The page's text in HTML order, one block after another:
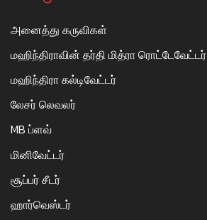
அனைத்து கருவிகள்
மஹிந்திராவின் தர்தி மித்ரா ரொட்டேவேட்டர்
மஹிந்திரா கல்டிவேட்டர்
லேசர் லெவலர்
MB ப்ளவ்
மினிவேட்டர்
சூப்பர் சீடர்
ஹார்வெஸ்டர்